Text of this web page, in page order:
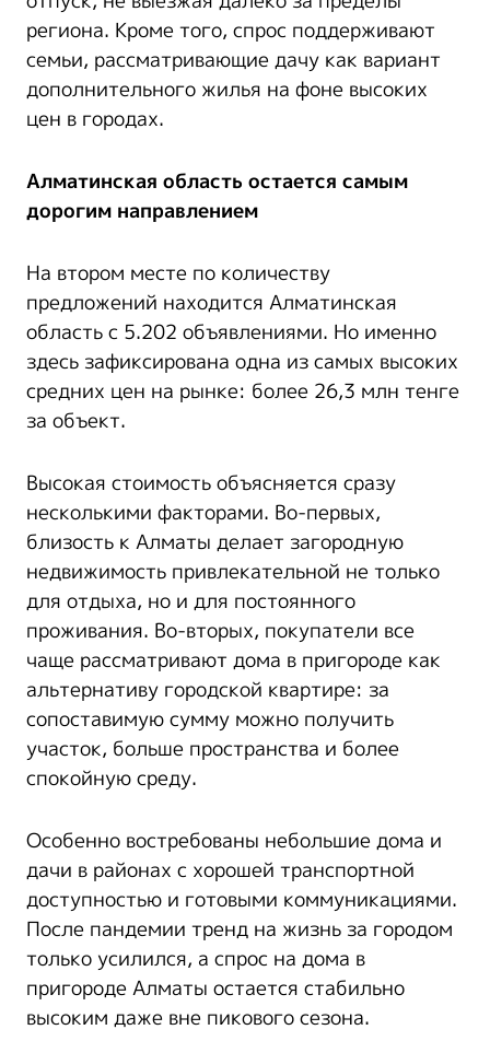
региона. Кроме того, спрос поддерживают
семьи, рассматривающие дачу как вариант
дополнительного жилья на фоне высоких
цен в городах.
Алматинская область остается самым
дорогим направлением
На втором месте по количеству
предложений находится Алматинская
область c 5.202 объявлениями. Но именно
здесь зафиксирована одна из самых высоких
средних цен на рынке: более 26,3 млн тенге
за объект.
Высокая стоимость объясняется сразу
несколькими факторами. Во-первых,
близость к Алматы делает загородную
недвижимость привлекательной не только
для отдыха, но и для постоянного
проживания. Во-вторых, покупатели все
чаще рассматривают дома в пригороде как
альтернативу городской квартире: за
сопоставимую сумму можно получить
участок, больше пространства и более
спокойную среду.
Особенно востребованы небольшие дома и
дачи в районах с хорошей транспортной
доступностью и готовыми коммуникациями.
После пандемии тренд на жизнь за городом
только усилился, а спрос на дома в
пригороде Алматы остается стабильно
высоким даже вне пикового сезона.